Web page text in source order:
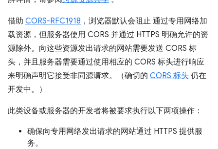
借助 CORS-RFC1918 ，浏览器默认会阻止 通过专用网络加
载资源，但服务器使用 CORS 并通过 HTTPS 明确允许的资
源除外。向这些资源发出请求的网站需要发送 CORS 标
头，并且服务器需要通过使用相应的 CORS 标头进行响应
来明确声明它接受非同源请求。（确切的 CORS 标头 仍在
开发中。）
此类设备或服务器的开发者将被要求执行以下两项操作：
确保向专用网络发出请求的网站通过 HTTPS 提供服
务。